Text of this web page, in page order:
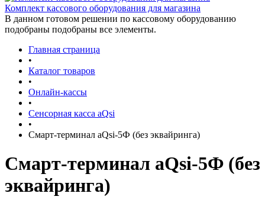
Комплект кассового оборудования для магазина
В данном готовом решении по кассовому оборудованию
подобраны подобраны все элементы.
Главная страница
•
Каталог товаров
•
Онлайн-кассы
•
Сенсорная касса aQsi
•
Смарт-терминал aQsi-5Ф (без эквайринга)
Смарт-терминал aQsi-5Ф (без
эквайринга)